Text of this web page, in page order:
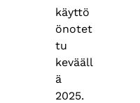
käyttö
önotet
tu
kevääll
ä
2025.